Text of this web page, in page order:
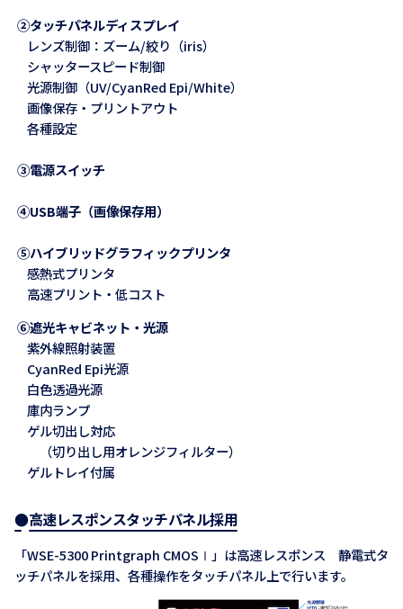
②タッチパネルディスプレイ
レンズ制御：ズーム/絞り（iris）
シャッタースピード制御
光源制御（UV/CyanRed Epi/White）
画像保存・プリントアウト
各種設定
③電源スイッチ
④USB端子（画像保存用）
⑤ハイブリッドグラフィックプリンタ
感熱式プリンタ
高速プリント・低コスト
⑥遮光キャビネット・光源
紫外線照射装置
CyanRed Epi光源
白色透過光源
庫内ランプ
ゲル切出し対応
（切り出し用オレンジフィルター）
ゲルトレイ付属
●高速レスポンスタッチパネル採用
「WSE-5300 Printgraph CMOSⅠ」は高速レスポンス 静電式タ
ッチパネルを採用、各種操作をタッチパネル上で行います。